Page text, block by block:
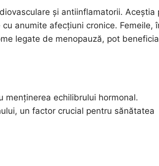
și antiinflamatorii. Aceștia
anumite afecțiuni cronice. Femeile,
legate de menopauză, pot
menținerea echilibrului hormonal.
un factor crucial pentru sănătatea